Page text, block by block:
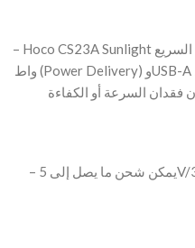
– Hoco CS23A Sunlight مزود بمنفذين للشحن السريع: USB-C بقوة 30
واط (Power Delivery) وUSB-A بقوة 18 واط (Quick Charge 3.0)، مما
– يمكن شحن ما يصل إلى 5V/3A مجمعة، مما يحسن الطاقة لكل جهاز